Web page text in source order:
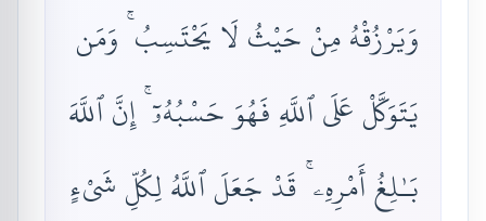
وَيَرْزُقْهُ مِنْ حَيْثُ لَا يَحْتَسِبُ ۚ وَمَن
يَتَوَكَّلْ عَلَى ٱللَّهِ فَهُوَ حَسْبُهُۥٓ ۚ إِنَّ ٱللَّهَ
بَـٰلِغُ أَمْرِهِۦ ۚ قَدْ جَعَلَ ٱللَّهُ لِكُلِّ شَىْءٍ